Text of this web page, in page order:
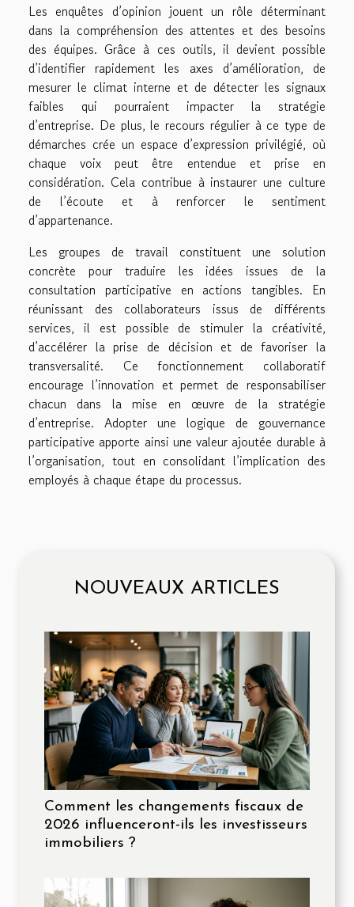
Les enquêtes d’opinion jouent un rôle déterminant
dans la compréhension des attentes et des besoins
des équipes. Grâce à ces outils, il devient possible
d’identifier rapidement les axes d’amélioration, de
mesurer le climat interne et de détecter les signaux
faibles qui pourraient impacter la stratégie
d’entreprise. De plus, le recours régulier à ce type de
démarches crée un espace d’expression privilégié, où
chaque voix peut être entendue et prise en
considération. Cela contribue à instaurer une culture
de l’écoute et à renforcer le sentiment
d’appartenance.
Les groupes de travail constituent une solution
concrète pour traduire les idées issues de la
consultation participative en actions tangibles. En
réunissant des collaborateurs issus de différents
services, il est possible de stimuler la créativité,
d’accélérer la prise de décision et de favoriser la
transversalité. Ce fonctionnement collaboratif
encourage l’innovation et permet de responsabiliser
chacun dans la mise en œuvre de la stratégie
d’entreprise. Adopter une logique de gouvernance
participative apporte ainsi une valeur ajoutée durable à
l’organisation, tout en consolidant l’implication des
employés à chaque étape du processus.
NOUVEAUX ARTICLES
Comment les changements fiscaux de
2026 influenceront-ils les investisseurs
immobiliers ?